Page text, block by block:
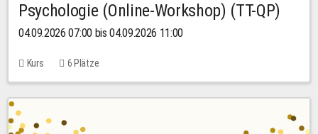
Psychologie (Online-Workshop) (TT-QP)
04.09.2026 07:00 bis 04.09.2026 11:00
Kurs 6 Plätze